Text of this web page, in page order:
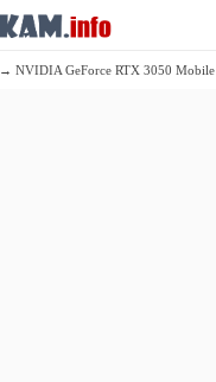
→ NVIDIA GeForce RTX 3050 Mobile